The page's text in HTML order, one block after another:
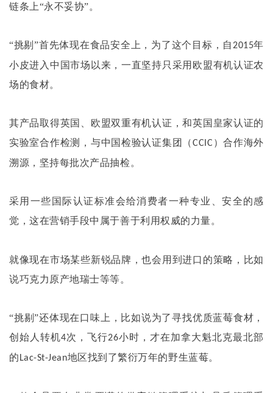
链条上“永不妥协”。
“挑剔”首先体现在食品安全上，为了这个目标，自2015年
小皮进入中国市场以来，一直坚持只采用欧盟有机认证农
场的食材。
其产品取得英国、欧盟双重有机认证，和英国皇家认证的
实验室合作检测，与中国检验认证集团（CCIC ）合作海外
溯源，坚持每批次产品抽检。
采用一些国际认证标准会给消费者一种专业、安全的感
觉，这在营销手段中属于善于利用权威的力量。
就像现在市场某些新锐品牌，也会用到进口的策略，比如
说巧克力原产地瑞士等等。
“挑剔”还体现在口味上，比如说为了寻找优质蓝莓食材，
创始人转机4次，飞行26小时，才在加拿大魁北克最北部
的 Lac-St-Jean地区找到了繁衍万年的野生蓝莓。